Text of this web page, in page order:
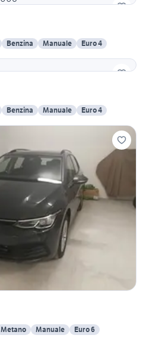
Benzina Manuale
Euro 4
Benzina Manuale Euro 4
Metano Manuale Euro 6